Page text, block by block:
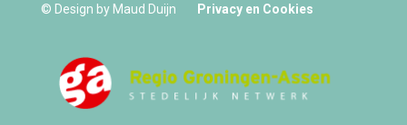
© Design by Maud Duijn Privacy en Cookies